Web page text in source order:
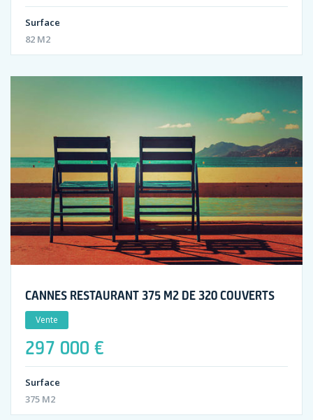
Surface
82 M2
CANNES RESTAURANT 375 M2 DE 320 COUVERTS
Vente
297 000 €
Surface
375 M2